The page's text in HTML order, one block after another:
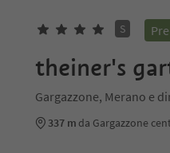
S
theiner's
Gargazzone, Merano e
337 m da Gargazzone